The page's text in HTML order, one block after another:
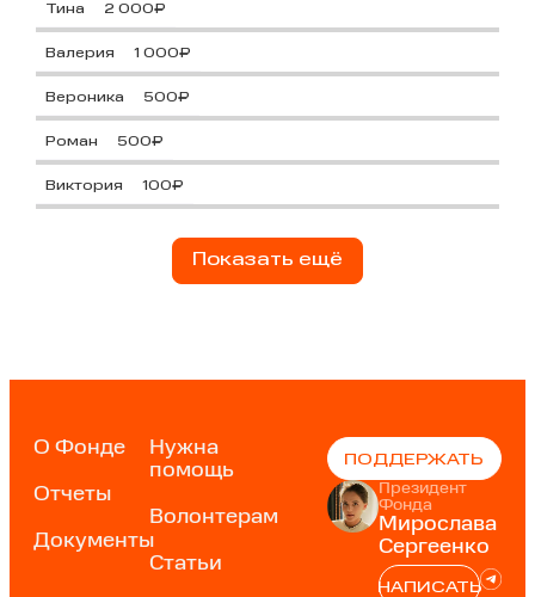
Тина 2 000₽
Валерия 1 000₽
Вероника 500₽
Роман 500₽
Виктория 100₽
Показать ещё
О Фонде
Отчеты
Документы
Нужна
помощь
Волонтерам
Статьи
ПОДДЕРЖАТЬ
Президент
Фонда
Мирослава
Сергеенко
НАПИСАТЬ